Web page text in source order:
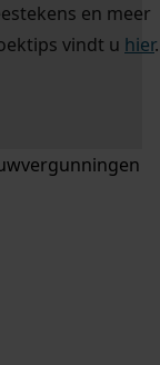
en meer
vindt u hier.